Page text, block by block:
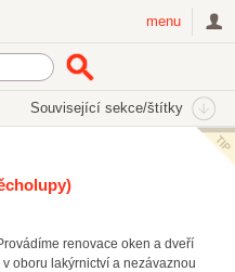
menu
Související sekce/štítky
renovace oken a dveří
oboru lakýrnictví a nezávaznou